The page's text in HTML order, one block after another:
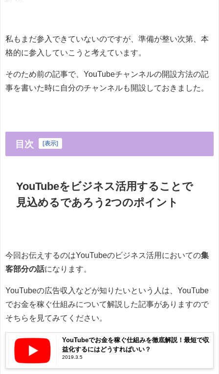
私もまだ参入できていないのですが、準備が整い次第、本
格的に参入していこうと考えています。
そのため前の記事で、YouTubeチャンネルの開設方法の記
事を書いた時に自分のチャンネルも開設しておきました。
目次 [表示]
YouTubeをビジネス活用することで
見込めるであろう2つのポイント
今回お伝えするのはYouTubeのビジネス活用においての集
客部分の話になります。
YouTubeの広告収入などが知りたいという人は、YouTube
でお金を稼ぐ仕組みについて解説した記事がありますので
そちらを見てみてください。
YouTubeでお金を稼ぐ仕組みを徹底解説！最短で収
益化するにはどうすればいい？
2019.3.5